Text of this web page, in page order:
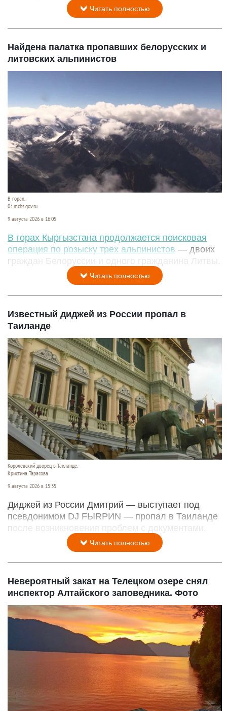
Читать полностью
Найдена палатка пропавших белорусских и
литовских альпинистов
В горах.
04.mchs.gov.ru
9 августа 2026 в 16:05
В горах Кыргызстана продолжается поисковая
операция по розыску трех альпинистов — двоих
граждан Белоруссии и одного гражданина Литвы.
Читать полностью
Известный диджей из России пропал в
Таиланде
Королевский дворец в Таиланде.
Кристина Тарасова
9 августа 2026 в 15:35
Диджей из России Дмитрий — выступает под
псевдонимом DJ FЫRРИN — пропал в Таиланде
после возникновения проблем с документами.
Читать полностью
Невероятный закат на Телецком озере снял
инспектор Алтайского заповедника. Фото